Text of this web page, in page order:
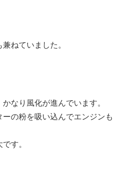
ねていました。
なり風化が進んでいます。
の粉を吸い込んでエンジンも
す。